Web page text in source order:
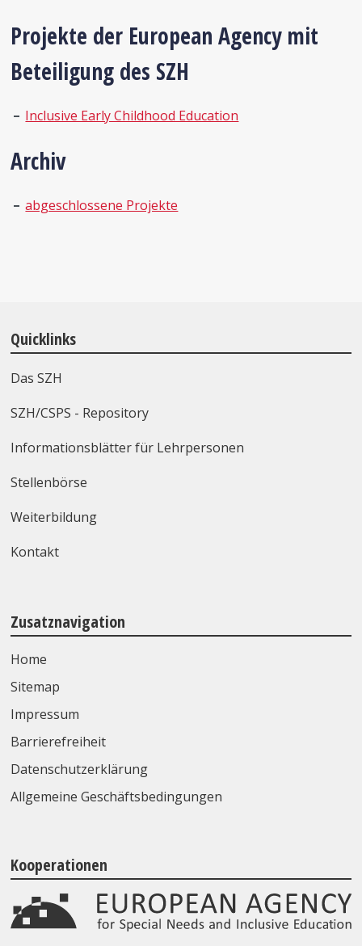
Projekte der European Agency mit
Beteiligung des SZH
Inclusive Early Childhood Education
Archiv
abgeschlossene Projekte
Quicklinks
Das SZH
SZH/CSPS - Repository
Informationsblätter für Lehrpersonen
Stellenbörse
Weiterbildung
Kontakt
Zusatznavigation
Home
Sitemap
Impressum
Barrierefreiheit
Datenschutzerklärung
Allgemeine Geschäftsbedingungen
Kooperationen